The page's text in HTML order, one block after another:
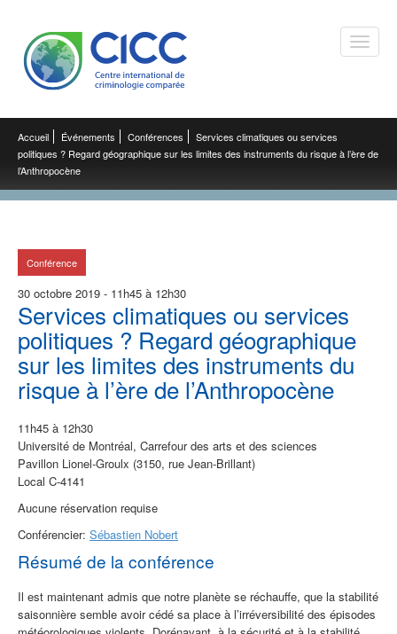
Toggle
Accueil Événements Conférences
Services climatiques ou services
politiques ? Regard géographique sur les limites des instruments du risque à l’ère de
l’Anthropocène
Conférence
30 octobre 2019 - 11h45 à 12h30
Services climatiques ou services
politiques ? Regard géographique
sur les limites des instruments du
risque à l’ère de l’Anthropocène
11h45 à 12h30
Université de Montréal, Carrefour des arts et des sciences
Pavillon Lionel-Groulx (3150, rue Jean-Brillant)
Local C-4141
Aucune réservation requise
Conférencier: Sébastien Nobert
Résumé de la conférence
Il est maintenant admis que notre planète se réchauffe, que la stabilité
saisonnière semble avoir cédé sa place à l’irréversibilité des épisodes